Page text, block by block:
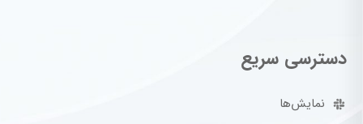
دسترسی سریع
نمایش‌ها